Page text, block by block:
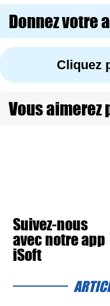
Donnez votre
Cliquez
Vous aimerez
Suivez-nous
avec notre app
iSoft